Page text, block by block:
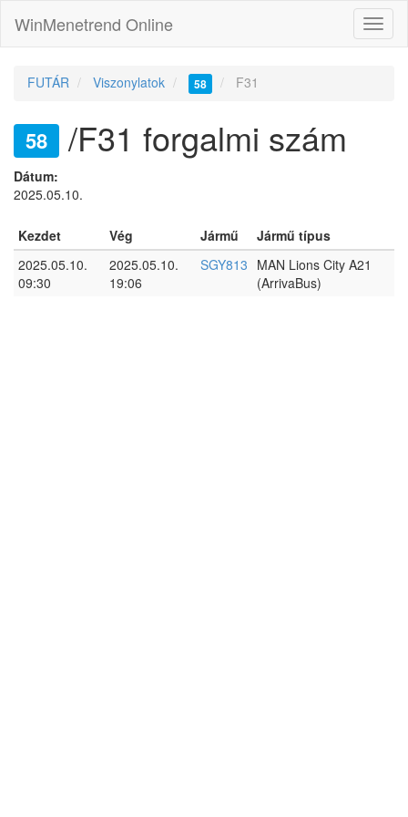
WinMenetrend Online
FUTÁR Viszonylatok 58 F31
58 /F31 forgalmi szám
Dátum:
2025.05.10.
Kezdet Vég Jármű
Jármű típus
2025.05.10.
09:30
2025.05.10.
19:06
SGY813 MAN Lions City A21
(ArrivaBus)